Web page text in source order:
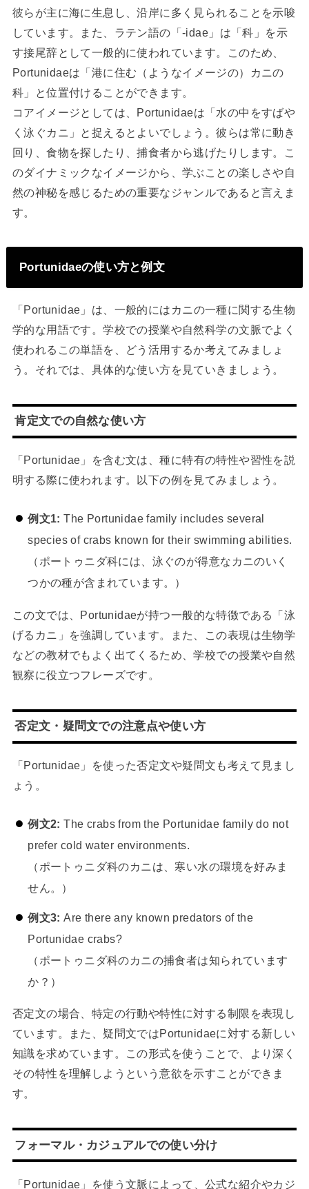
彼らが主に海に生息し、沿岸に多く見られることを示唆
しています。また、ラテン語の「-idae」は「科」を示
す接尾辞として一般的に使われています。このため、
Portunidaeは「港に住む（ようなイメージの）カニの
科」と位置付けることができます。
コアイメージとしては、Portunidaeは「水の中をすばや
く泳ぐカニ」と捉えるとよいでしょう。彼らは常に動き
回り、食物を探したり、捕食者から逃げたりします。こ
のダイナミックなイメージから、学ぶことの楽しさや自
然の神秘を感じるための重要なジャンルであると言えま
す。
Portunidaeの使い方と例文
「Portunidae」は、一般的にはカニの一種に関する生物
学的な用語です。学校での授業や自然科学の文脈でよく
使われるこの単語を、どう活用するか考えてみましょ
う。それでは、具体的な使い方を見ていきましょう。
肯定文での自然な使い方
「Portunidae」を含む文は、種に特有の特性や習性を説
明する際に使われます。以下の例を見てみましょう。
例文1: The Portunidae family includes several
species of crabs known for their swimming abilities.
（ポートゥニダ科には、泳ぐのが得意なカニのいく
つかの種が含まれています。）
この文では、Portunidaeが持つ一般的な特徴である「泳
げるカニ」を強調しています。また、この表現は生物学
などの教材でもよく出てくるため、学校での授業や自然
観察に役立つフレーズです。
否定文・疑問文での注意点や使い方
「Portunidae」を使った否定文や疑問文も考えて見まし
ょう。
例文2: The crabs from the Portunidae family do not
prefer cold water environments.
（ポートゥニダ科のカニは、寒い水の環境を好みま
せん。）
例文3: Are there any known predators of the
Portunidae crabs?
（ポートゥニダ科のカニの捕食者は知られています
か？）
否定文の場合、特定の行動や特性に対する制限を表現し
ています。また、疑問文ではPortunidaeに対する新しい
知識を求めています。この形式を使うことで、より深く
その特性を理解しようという意欲を示すことができま
す。
フォーマル・カジュアルでの使い分け
「Portunidae」を使う文脈によって、公式な紹介やカジ